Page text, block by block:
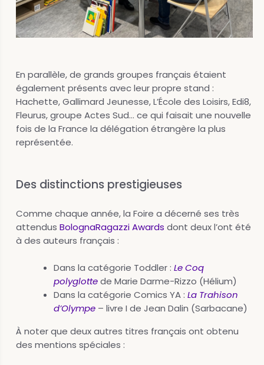
En parallèle, de grands groupes français étaient
également présents avec leur propre stand :
Hachette, Gallimard Jeunesse, L’École des Loisirs, Edi8,
Fleurus, groupe Actes Sud… ce qui faisait une nouvelle
fois de la France la délégation étrangère la plus
représentée.
Des distinctions prestigieuses
Comme chaque année, la Foire a décerné ses très
attendus BolognaRagazzi Awards dont deux l’ont été
à des auteurs français :
Dans la catégorie Toddler : Le Coq
polyglottede Marie Darme-Rizzo (Hélium)
Dans la catégorie Comics YA : La Trahison
d’Olympe – livre I de Jean Dalin (Sarbacane)
À noter que deux autres titres français ont obtenu
des mentions spéciales :